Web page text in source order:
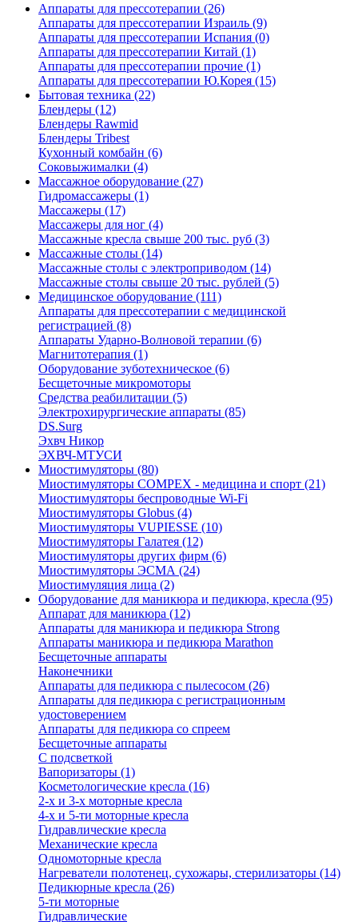
Аппараты для прессотерапии (26)
Аппараты для прессотерапии Израиль (9)
Аппараты для прессотерапии Испания (0)
Аппараты для прессотерапии Китай (1)
Аппараты для прессотерапии прочие (1)
Аппараты для прессотерапии Ю.Корея (15)
Бытовая техника (22)
Блендеры (12)
Блендеры Rawmid
Блендеры Tribest
Кухонный комбайн (6)
Соковыжималки (4)
Массажное оборудование (27)
Гидромассажеры (1)
Массажеры (17)
Массажеры для ног (4)
Массажные кресла свыше 200 тыс. руб (3)
Массажные столы (14)
Массажные столы с электроприводом (14)
Массажные столы свыше 20 тыс. рублей (5)
Медицинское оборудование (111)
Аппараты для прессотерапии с медицинской
регистрацией (8)
Аппараты Ударно-Волновой терапии (6)
Магнитотерапия (1)
Оборудование зуботехническое (6)
Бесщеточные микромоторы
Средства реабилитации (5)
Электрохирургические аппараты (85)
DS.Surg
Эхвч Никор
ЭХВЧ-МТУСИ
Миостимуляторы (80)
Миостимуляторы COMPEX - медицина и спорт (21)
Миостимуляторы беспроводные Wi-Fi
Миостимуляторы Globus (4)
Миостимуляторы VUPIESSE (10)
Миостимуляторы Галатея (12)
Миостимуляторы других фирм (6)
Миостимуляторы ЭСМА (24)
Миостимуляция лица (2)
Оборудование для маникюра и педикюра, кресла (95)
Аппарат для маникюра (12)
Аппараты для маникюра и педикюра Strong
Аппараты маникюра и педикюра Marathon
Бесщеточные аппараты
Наконечники
Аппараты для педикюра с пылесосом (26)
Аппараты для педикюра с регистрационным
удостоверением
Аппараты для педикюра со спреем
Бесщеточные аппараты
С подсветкой
Вапоризаторы (1)
Косметологические кресла (16)
2-х и 3-х моторные кресла
4-х и 5-ти моторные кресла
Гидравлические кресла
Механические кресла
Одномоторные кресла
Нагреватели полотенец, сухожары, стерилизаторы (14)
Педикюрные кресла (26)
5-ти моторные
Гидравлические